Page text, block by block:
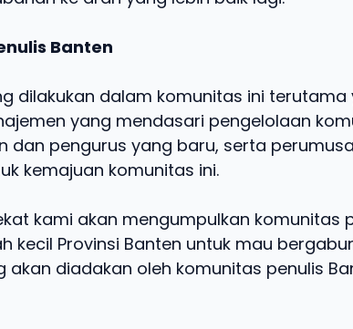
Banten
dilakukan dalam komunitas ini terutama
yang mendasari pengelolaan
dan pengurus yang baru, serta
kemajuan komunitas ini.
kami akan mengumpulkan komunitas
kecil Provinsi Banten untuk mau
diadakan oleh komunitas penulis